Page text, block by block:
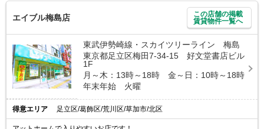
エイブル梅島店
この店舗の掲載
賃貸物件一覧へ
東武伊勢崎線・スカイツリーライン 梅島
東京都足立区梅田7-34-15 好文堂書店ビル
1F
月～木：13時～18時 金～日：10時～18時
年末年始 火曜
得意エリア 足立区/葛飾区/荒川区/草加市/北区